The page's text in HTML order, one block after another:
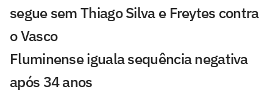
segue sem Thiago Silva e Freytes contra
o Vasco
Fluminense iguala sequência negativa
após 34 anos